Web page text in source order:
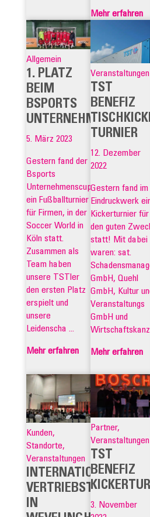
Mehr erfahren
Allgemein
1. PLATZ
BEIM
BSPORTS
UNTERNEHMENSCUP
5. März 2023
Gestern fand der
Bsports
Unternehmenscup,
ein Fußballturnier
für Firmen, in der
Soccer World in
Köln statt.
Zusammen als
Team haben
unsere TSTler
den ersten Platz
erspielt und
unsere
Leidenscha ...
Mehr erfahren
Veranstaltungen
TST
BENEFIZ
TURNIER
12. Dezember
2022
Gestern fand im
Eindruckwerk
Kickerturnier für
den guten
statt! Mit dabei
waren: sat.
GmbH, Quehl
GmbH, Kultur
Veranstaltungs
GmbH und
Mehr erfahren
Kunden,
Standorte,
Veranstaltungen
INTERNATIONALE
VERTRIEBSTAGUNG
IN
Partner,
Veranstaltungen
TST
BENEFIZ
3. November